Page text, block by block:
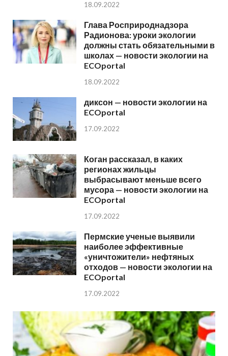
18.09.2022
Глава Росприроднадзора
Радионова: уроки экологии
должны стать обязательными в
школах — новости экологии на
ECOportal
18.09.2022
диксон — новости экологии на
ECOportal
17.09.2022
Коган рассказал, в каких
регионах жильцы
выбрасывают меньше всего
мусора — новости экологии на
ECOportal
17.09.2022
Пермские ученые выявили
наиболее эффективные
«уничтожители» нефтяных
отходов — новости экологии на
ECOportal
17.09.2022